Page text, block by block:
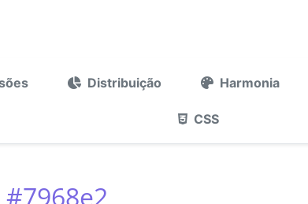
Distribuição Harmonia
CSS
#7968e2